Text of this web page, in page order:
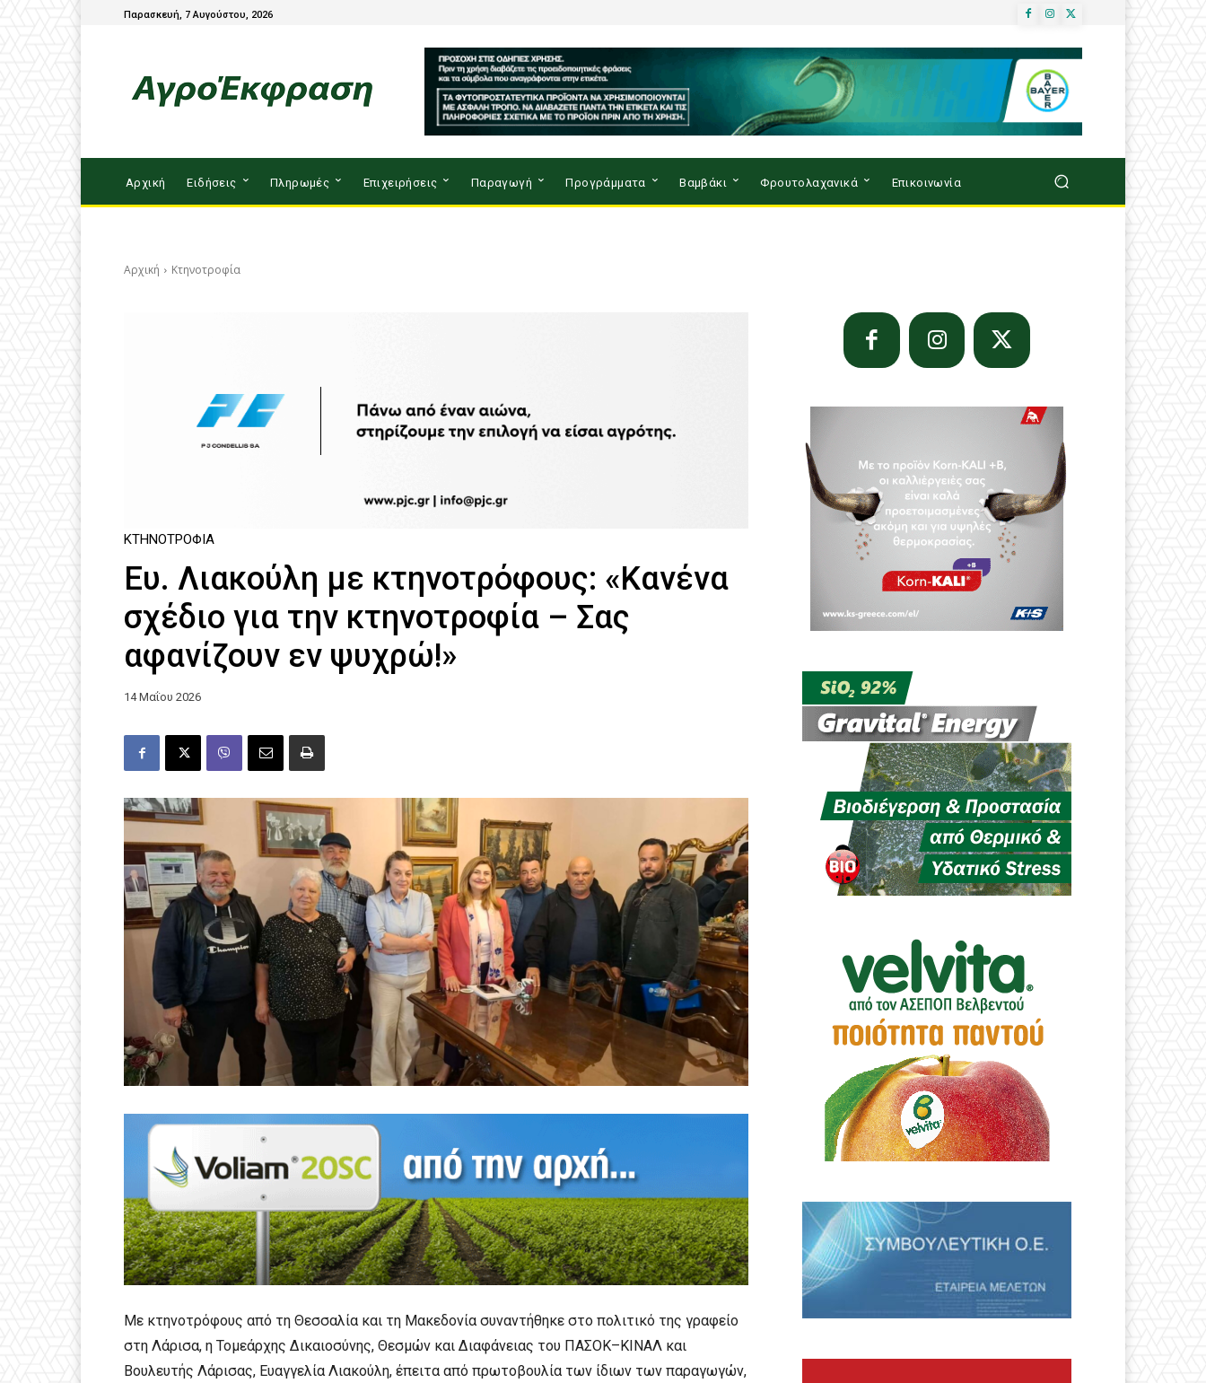
Παρασκευή, 7 Αυγούστου, 2026
Αρχική Ειδήσεις Πληρωμές Επιχειρήσεις Παραγωγή Προγράμματα Βαμβάκι Φρουτολαχανικά Επικοινωνία
Αρχική Κτηνοτροφία
ΚΤΗΝΟΤΡΟΦΊΑ
Eυ. Λιακούλη με κτηνοτρόφους: «Κανένα
σχέδιο για την κτηνοτροφία – Σας
αφανίζουν εν ψυχρώ!»
14 Μαΐου 2026
Με κτηνοτρόφους από τη Θεσσαλία και τη Μακεδονία συναντήθηκε στο πολιτικό της γραφείο
στη Λάρισα, η Τομεάρχης Δικαιοσύνης, Θεσμών και Διαφάνειας του ΠΑΣΟΚ–ΚΙΝΑΛ και
Βουλευτής Λάρισας, Ευαγγελία Λιακούλη, έπειτα από πρωτοβουλία των ίδιων των παραγωγών,